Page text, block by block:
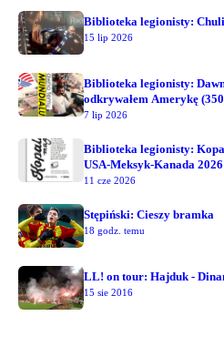
Biblioteka legionisty:
15 lip 2026
Biblioteka legionisty:
odkrywałem Amerykę
7 lip 2026
Biblioteka legionisty:
USA-Meksyk-Kanada
11 cze 2026
Stępiński: Cieszy bramka
18 godz. temu
LL! on tour: Hajduk -
15 sie 2016